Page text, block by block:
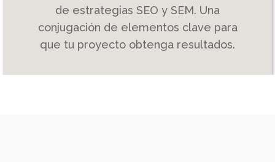
de estrategias SEO y SEM. Una
conjugación de elementos clave para
que tu proyecto obtenga resultados.